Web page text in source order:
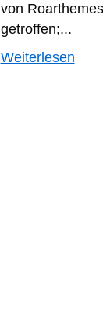
von
getroffen;...
Weiterlesen